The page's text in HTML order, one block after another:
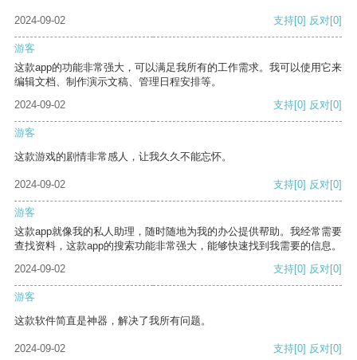
2024-09-02 支持[0] 反对[0]
游客
这款app的功能非常强大，可以满足我所有的工作需求。我可以使用它来
编辑文档、制作演示文稿、管理日程安排等。
2024-09-02
支持[0] 反对[0]
游客
这款游戏的剧情非常感人，让我久久不能忘怀。
2024-09-02 支持[0] 反对[0]
游客
这款app就像我的私人助理，随时随地为我的办公提供帮助。我经常需要
查找资料，这款app的搜索功能非常强大，能够快速找到我需要的信息。
2024-09-02
支持[0] 反对[0]
游客
这款软件简直是神器，解决了我所有问题。
2024-09-02 支持[0] 反对[0]